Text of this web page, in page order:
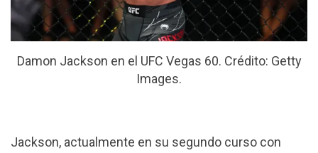
Damon Jackson en el UFC Vegas 60. Crédito: Getty
Images.
Jackson, actualmente en su segundo curso con